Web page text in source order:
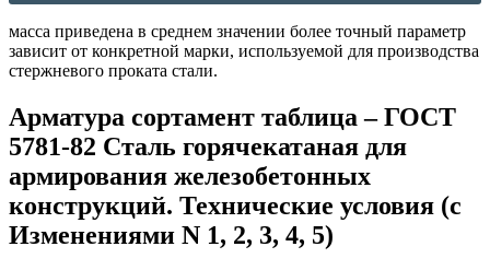
масса приведена в среднем значении более точный параметр
зависит от конкретной марки, используемой для производства
стержневого проката стали.
Арматура сортамент таблица – ГОСТ
5781-82 Сталь горячекатаная для
армирования железобетонных
конструкций. Технические условия (с
Изменениями N 1, 2, 3, 4, 5)